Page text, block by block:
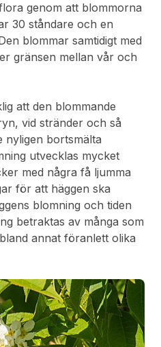
genom att blommorna
30 ståndare och en
blommar samtidigt med
gränsen mellan vår och
att den blommande
vid stränder och så
nyligen bortsmälta
utvecklas mycket
med några få ljumma
för att häggen ska
blomning och tiden
betraktas av många som
annat föranlett olika